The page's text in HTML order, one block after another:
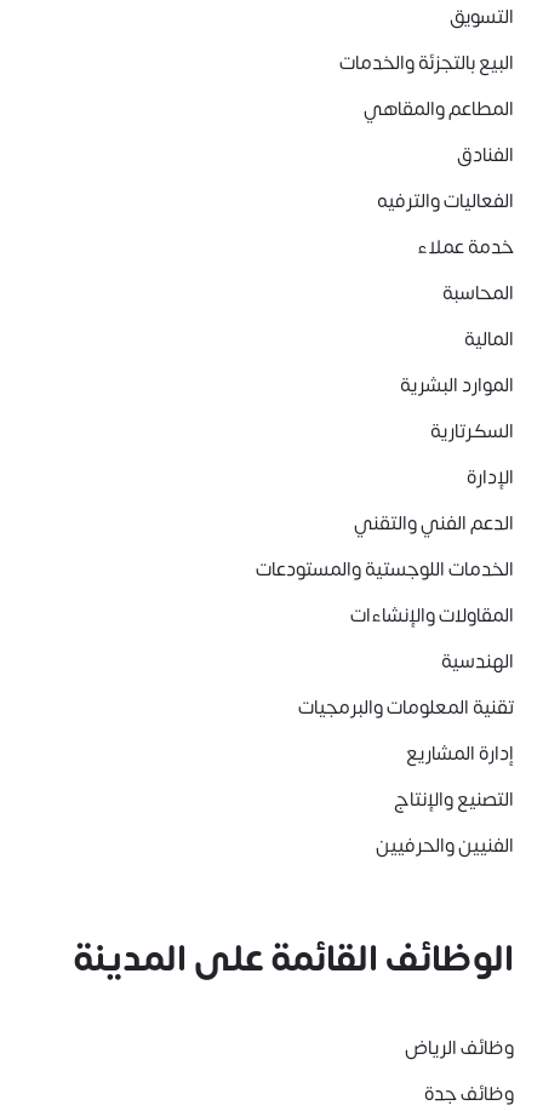
التسويق
البيع بالتجزئة والخدمات
المطاعم والمقاهي
الفنادق
الفعاليات والترفيه
خدمة عملاء
المحاسبة
المالية
الموارد البشرية
السكرتارية
الإدارة
الدعم الفني والتقني
الخدمات اللوجستية والمستودعات
المقاولات والإنشاءات
الهندسية
تقنية المعلومات والبرمجيات
إدارة المشاريع
التصنيع والإنتاج
الفنيين والحرفيين
الوظائف القائمة على المدينة
وظائف الرياض
وظائف جدة